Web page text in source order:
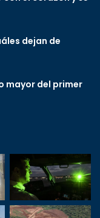
dejan de
mayor del primer